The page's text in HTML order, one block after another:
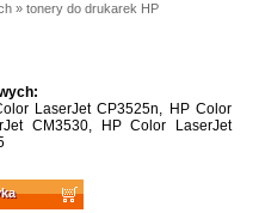
» tonery do drukarek HP
LaserJet CP3525n, HP Color
CM3530, HP Color LaserJet